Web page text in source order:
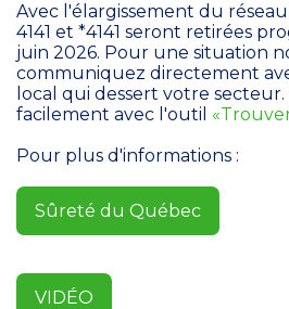
Avec l'élargissement du réseau
4141 et *4141 seront retirées
juin 2026. Pour une situation
communiquez directement
local qui dessert votre
facilement avec l'outil
Pour plus d'informations :
Sûreté du Québec
VIDÉO